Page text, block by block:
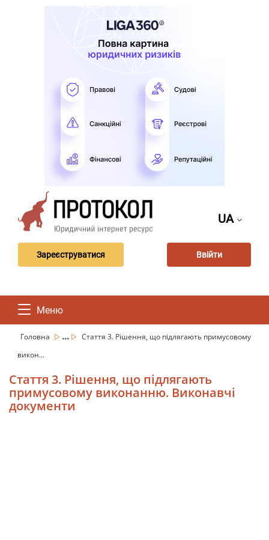
UA
Зареєструватися Ввійти
Меню
Головна ...
Стаття 3. Рішення, що підлягають примусовому
викон...
Стаття 3. Рішення, що підлягають
примусовому виконанню. Виконавчі
документи